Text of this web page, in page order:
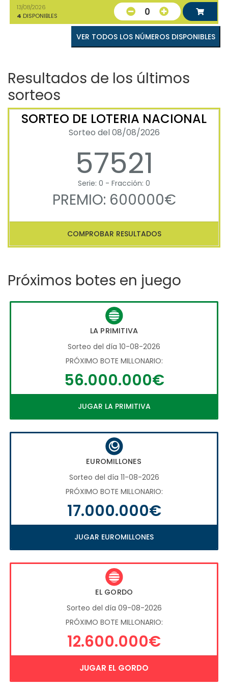
13/08/2026
4 DISPONIBLES 0
VER TODOS LOS NÚMEROS DISPONIBLES
Resultados de los últimos
sorteos
SORTEO DE LOTERIA NACIONAL
Sorteo del 08/08/2026
57521
Serie: 0 - Fracción: 0
PREMIO: 600000€
COMPROBAR RESULTADOS
Próximos botes en juego
LA PRIMITIVA
Sorteo del día 10-08-2026
PRÓXIMO BOTE MILLONARIO:
56.000.000€
JUGAR LA PRIMITIVA
EUROMILLONES
Sorteo del día 11-08-2026
PRÓXIMO BOTE MILLONARIO:
17.000.000€
JUGAR EUROMILLONES
EL GORDO
Sorteo del día 09-08-2026
PRÓXIMO BOTE MILLONARIO:
12.600.000€
JUGAR EL GORDO